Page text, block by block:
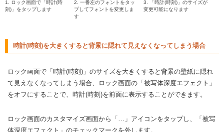
1. ロック画面で「時計(時
刻)」をタップします
2. 一番左のフォントをタッ
プしてフォントを変更しま
す
3. 「時計(時刻)」のサイズが
変更可能になります
時計(時刻)を大きくすると背景に隠れて見えなくなってしまう場合
ロック画面で「時計(時刻)」のサイズを大きくすると背景の壁紙に隠れ
て見えなくなってしまう場合、ロック画面の「被写体深度エフェクト」
をオフにすることで、時計(時刻)を前面に表示することができます。
ロック画面のカスタマイズ画面から「…」アイコンをタップし、「被写
体深度エフェクト」のチェックマークを外します。